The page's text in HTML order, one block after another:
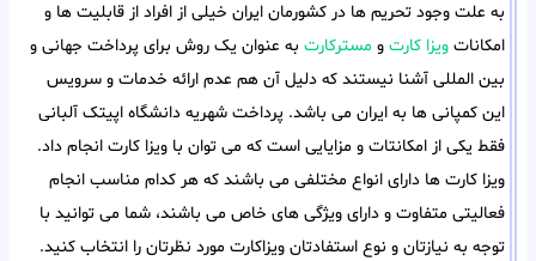
به علت وجود تحریم ها در کشورمان ایران خیلی از افراد از قابلیت ها و
امکانات ویزا کارت و مسترکارت به عنوان یک روش برای پرداخت جهانی و
بین المللی آشنا نیستند که دلیل آن هم عدم ارائه خدمات و سرویس
این کمپانی ها به ایران می باشد. پرداخت شهریه دانشگاه اپیتک آلبانی
فقط یکی از امکانتات و مزایایی است که می توان با ویزا کارت انجام داد.
ویزا کارت ها دارای انواع مختلفی می باشند که هر کدام مناسب انجام
فعالیتی متفاوت و دارای ویژگی های خاص می باشند، شما می توانید با
توجه به نیازتان و نوع استفادتان ویزاکارت مورد نظرتان را انتخاب کنید.